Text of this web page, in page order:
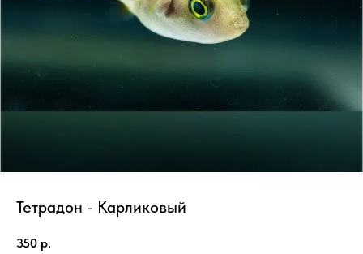
Тетрадон - Карликовый
350 р.